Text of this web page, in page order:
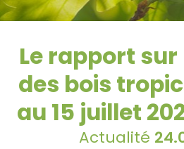
Le rapport
des bois
au 15 juillet
Actualité